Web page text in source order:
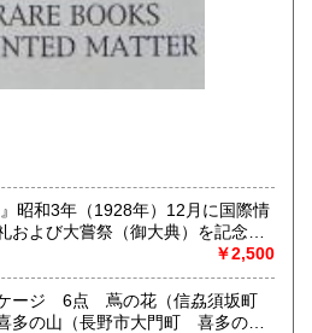
お申込み・ご予約は、お電話・ま
ます。 お気軽にお問合わせくださ
昭和3年（1928年）12月に国際情
および大嘗祭（御大典）を記念す
です。当時の儀式の様子や関連行
説が多数収録されています。
￥2,500
ージ 6点 蔦の花（信劦須坂町
多の山（長野市大門町 喜多の園